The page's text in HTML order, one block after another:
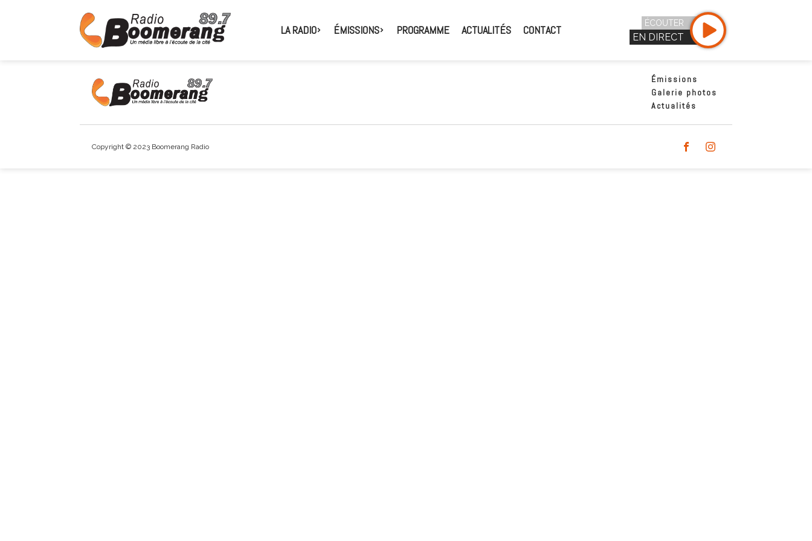
LA RADIO ÉMISSIONS PROGRAMME ACTUALITÉS CONTACT
ÉCOUTER
EN DIRECT
Émissions
Galerie photos
Actualités
Copyright © 2023 Boomerang Radio